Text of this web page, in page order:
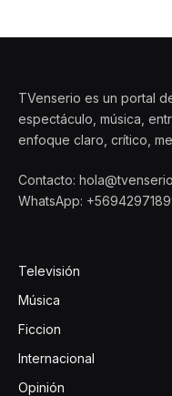
TVenserio es un portal
espectáculo, música,
enfoque claro, crítico,
Contacto:
WhatsApp:
Televisión
Música
Ficcion
Internacional
Opinión